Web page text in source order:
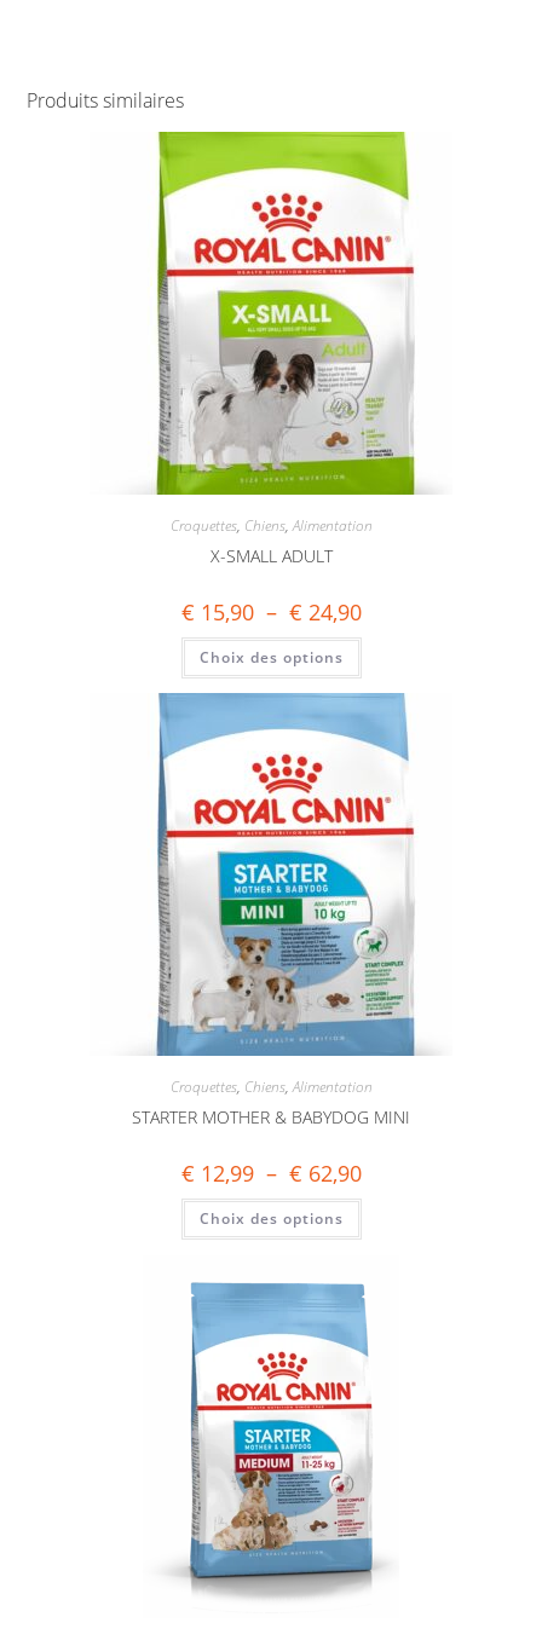
Produits similaires
Croquettes, Chiens,Alimentation
X-SMALL ADULT
€ 15,90 – € 24,90
Choix des options
Croquettes, Chiens,Alimentation
STARTER MOTHER & BABYDOG MINI
€ 12,99 – € 62,90
Choix des options